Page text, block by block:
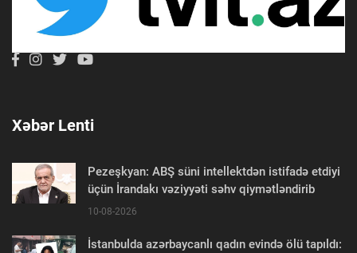
Xəbər Lenti
Pezeşkyan: ABŞ süni intellektdən istifadə etdiyi
üçün İrandakı vəziyyəti səhv qiymətləndirib
10-08-2026
İstanbulda azərbaycanlı qadın evində ölü tapıldı: